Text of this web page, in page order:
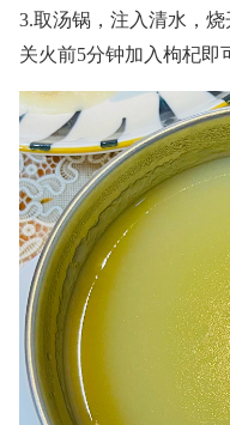
3.取汤锅，注入清水，
关火前5分钟加入枸杞即